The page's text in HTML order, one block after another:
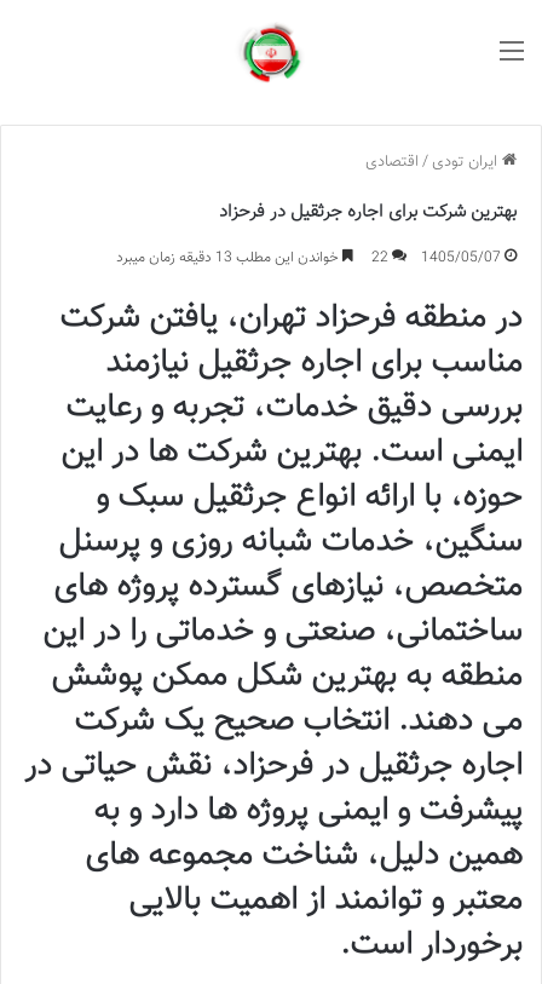
ایران تودی / اقتصادی
بهترین شرکت برای اجاره جرثقیل در فرحزاد
1405/05/07
22 خواندن این مطلب 13 دقیقه زمان میبرد
در منطقه فرحزاد تهران، یافتن شرکت
مناسب برای اجاره جرثقیل نیازمند
بررسی دقیق خدمات، تجربه و رعایت
ایمنی است. بهترین شرکت ها در این
حوزه، با ارائه انواع جرثقیل سبک و
سنگین، خدمات شبانه روزی و پرسنل
متخصص، نیازهای گسترده پروژه های
ساختمانی، صنعتی و خدماتی را در این
منطقه به بهترین شکل ممکن پوشش
می دهند. انتخاب صحیح یک شرکت
اجاره جرثقیل در فرحزاد، نقش حیاتی در
پیشرفت و ایمنی پروژه ها دارد و به
همین دلیل، شناخت مجموعه های
معتبر و توانمند از اهمیت بالایی
برخوردار است.